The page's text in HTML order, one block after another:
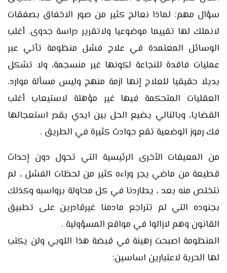
سؤال مهم: لماذا نعالج كثير من صور الاخفاق بصفقات
لانملك لها تقييما موضوعيا ولاتقرير دراسة جدوى. أغلب
الوسائل المعتمدة في علاج فشل منظومة تأتي عبر
عمليات فاقدة للنجاعة لكونها غير منسجمة، ولا تشكل
بديلا حقيقيا للعلاج إنها ازمة منهج وليس مسألة موارد.
العقليات المتحكمة فيها غير مؤهلة لاستيعاب أغلب
القضايا، وبالتالي يضيع الحل بين ايدي بقدر استعجالها
فك رموز الوضعية تقع حوادث كثيرة في الطريق .
من المعيقات الأخرى الرئيسية التي تحول دون إحداث
قطيعة من ماضي يجر وراءه كثير من لحظات الفشل ، لم
نتخلص منه بعد ، يطاردنا في كل محاولة برواسبه وكذلك
بجنوده التي لم تتراجع مادمنا غيرقادرين على تطبيق
القانون وهم لازالوا في مواقع المسؤولية .
المنظومة اصبحت رهينة في قبضة هذا اللوبي ولن يكتب
لها الحرية لاعتبارين اساسين: